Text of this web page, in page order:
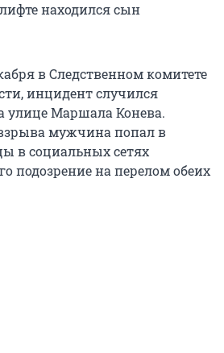
находился сын
в Следственном комитете
инцидент случился
улице Маршала Конева.
мужчина попал в
в социальных сетях
подозрение на перелом обеих